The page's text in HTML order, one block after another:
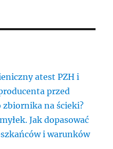
atest PZH i
przed
zbiornika na ścieki?
Jak dopasować
i warunków